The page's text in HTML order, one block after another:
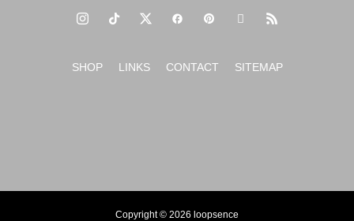
SHOP LINKS CONTACT SITEMAP
Copyright © 2026 loopsence